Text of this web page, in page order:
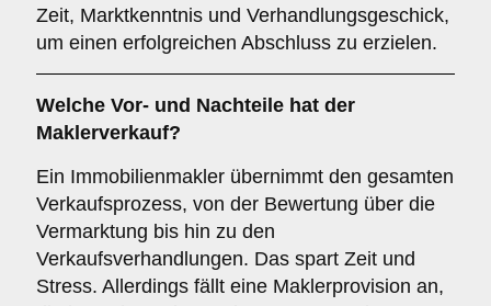
Zeit, Marktkenntnis und Verhandlungsgeschick,
um einen erfolgreichen Abschluss zu erzielen.
Welche Vor- und Nachteile hat der
Maklerverkauf?
Ein Immobilienmakler übernimmt den gesamten
Verkaufsprozess, von der Bewertung über die
Vermarktung bis hin zu den
Verkaufsverhandlungen. Das spart Zeit und
Stress. Allerdings fällt eine Maklerprovision an,